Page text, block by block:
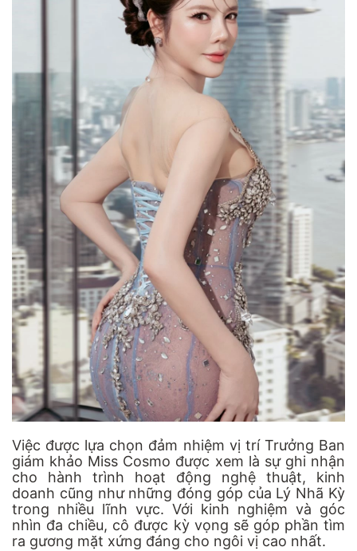
Việc được lựa chọn đảm nhiệm vị trí Trưởng Ban
giám khảo Miss Cosmo được xem là sự ghi nhận
cho hành trình hoạt động nghệ thuật, kinh
doanh cũng như những đóng góp của Lý Nhã Kỳ
trong nhiều lĩnh vực. Với kinh nghiệm và góc
nhìn đa chiều, cô được kỳ vọng sẽ góp phần tìm
ra gương mặt xứng đáng cho ngôi vị cao nhất.